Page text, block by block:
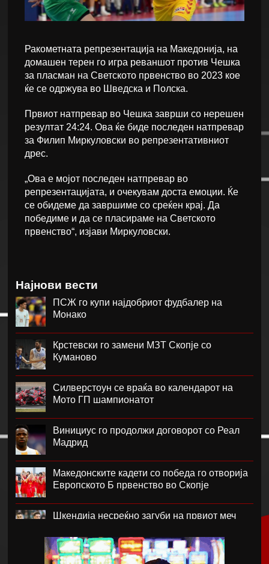
Ракометната репрезентација на Македонија, на
домашен терен го игра реваншот против Чешка
за пласман на Светското првенство во 2023 кое
ќе се одржува во Шведска и Полска.
Првиот натпревар во Чешка заврши со нерешен
резултат 24:24. Ова ќе биде последен натпревар
за Филип Миркуловски во репрезентативниот
дрес.
„Ова е мојот последен натпревар во
репрезентацијата, и очекувам доста емоции. Ќе
се обидеме да завршиме со среќен крај. Да
победиме и да се пласираме на Светското
првенство“, изјави Миркуловски.
Најнови вести
ПСЖ го купи најдобриот фудбалер на
Монако
Крстевски го замени МЗТ Скопје со
Куманово
Силверстоун се враќа во календарот на
Мото ГП шампионатот
Винициус го продолжи договорот со Реал
Мадрид
Македонските кадети со победа го отворија
Европското Б првенство во Скопје
Шкендија несреќно загуби на првиот меч
Реал го официјализира рекордниот